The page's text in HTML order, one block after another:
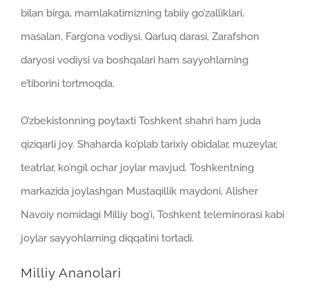
bilan birga, mamlakatimizning tabiiy go’zalliklari,
masalan, Farg’ona vodiysi, Qarluq darasi, Zarafshon
daryosi vodiysi va boshqalari ham sayyohlarning
e’tiborini tortmoqda.
O’zbekistonning poytaxti Toshkent shahri ham juda
qiziqarli joy. Shaharda ko’plab tarixiy obidalar, muzeylar,
teatrlar, ko’ngil ochar joylar mavjud. Toshkentning
markazida joylashgan Mustaqillik maydoni, Alisher
Navoiy nomidagi Milliy bog’i, Toshkent teleminorasi kabi
joylar sayyohlarning diqqatini tortadi.
Milliy Ananolari